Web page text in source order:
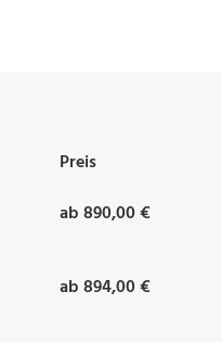
Preis
ab 890,00 €
ab 894,00 €